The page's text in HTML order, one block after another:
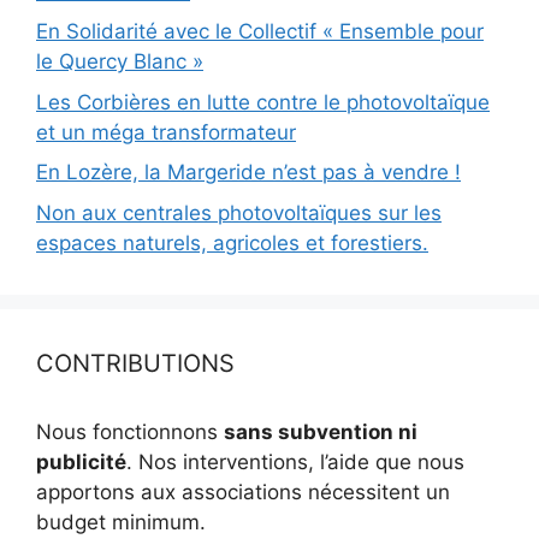
En Solidarité avec le Collectif « Ensemble pour
le Quercy Blanc »
Les Corbières en lutte contre le photovoltaïque
et un méga transformateur
En Lozère, la Margeride n’est pas à vendre !
Non aux centrales photovoltaïques sur les
espaces naturels, agricoles et forestiers.
CONTRIBUTIONS
Nous fonctionnons sans subvention ni
publicité. Nos interventions, l’aide que nous
apportons aux associations nécessitent un
budget minimum.